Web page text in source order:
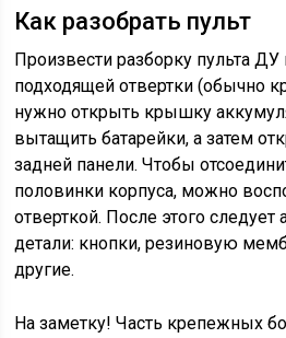
Как разобрать пульт
Произвести разборку пульта
подходящей отвертки (обычно
нужно открыть крышку
вытащить батарейки, а затем
задней панели. Чтобы
половинки корпуса, можно
отверткой. После этого следует
детали: кнопки, резиновую
другие.
На заметку! Часть крепежных